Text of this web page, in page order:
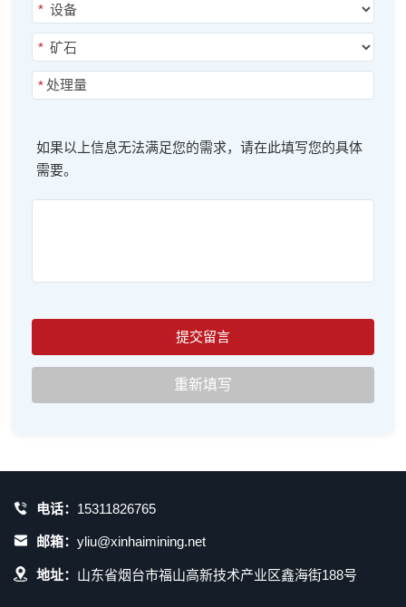
*
*
*
如果以上信息无法满足您的需求，请在此填写您的具体
需要。
电话： 15311826765
邮箱： yliu@xinhaimining.net
地址： 山东省烟台市福山高新技术产业区鑫海街188号